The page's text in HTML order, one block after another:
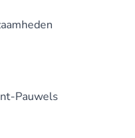
Pauwels